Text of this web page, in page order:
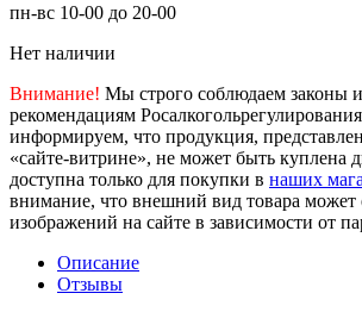
пн-вс 10-00 до 20-00
Нет наличии
Внимание! Мы строго соблюдаем законы
рекомендациям
информируем, что продукция,
«сайте-витрине», не может быть куплена
доступна только для покупки в наших
внимание, что внешний вид товара может
изображений на сайте в зависимости от
Описание
Отзывы